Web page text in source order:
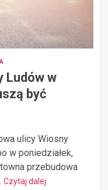
Ludów w
być
ulicy Wiosny
w poniedziałek,
przebudowa
Czytaj dalej